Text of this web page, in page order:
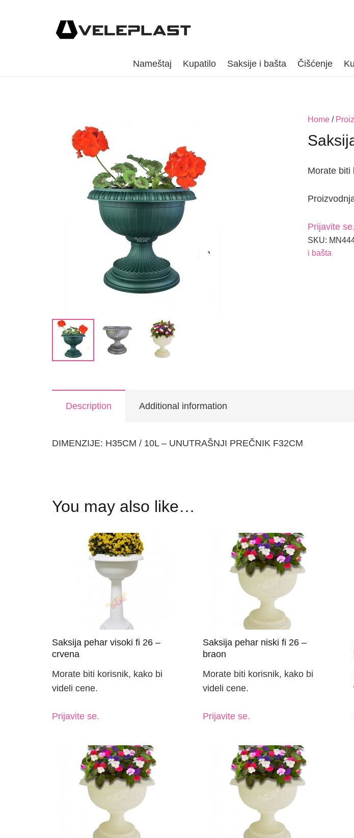
Nameštaj Kupatilo Saksije i bašta Čišćenje
Home/
Morate biti
Prijavite se.
SKU:
i bašta
Description Additional information
DIMENZIJE: H35CM / 10L – UNUTRAŠNJI PREČNIK F32CM
You may also like…
Saksija pehar visoki fi 26 –
crvena
Morate biti korisnik, kako bi
videli cene.
Prijavite se.
Saksija pehar niski fi 26 –
braon
Morate biti korisnik, kako bi
videli cene.
Prijavite se.